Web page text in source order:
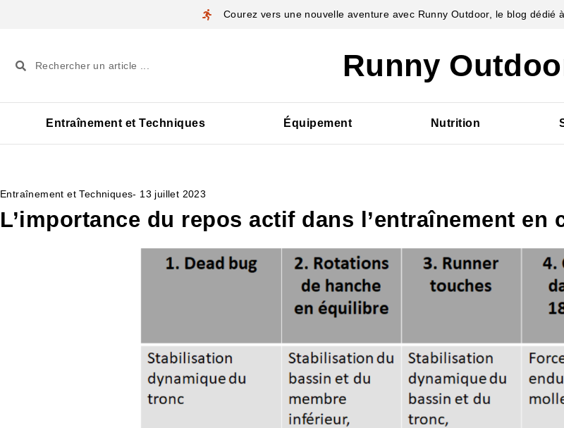
Courez vers une nouvelle aventure avec Runny Outdoor, le blog dédié
Runny
Entraînement et Techniques Équipement Nutrition
Entraînement et Techniques- 13 juillet 2023
L’importance du repos actif dans l’entraînement en